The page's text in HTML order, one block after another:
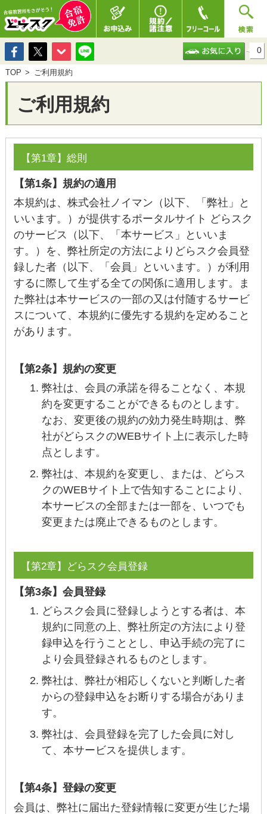
0
TOP ご利用規約
ご利用規約
【第1章】総則
【第1条】規約の適用
本規約は、株式会社ノイマン（以下、「弊社」と
いいます。）が提供するポータルサイト どらスク
のサービス（以下、「本サービス」といいま
す。）を、弊社所定の方法によりどらスク会員登
録した者（以下、「会員」といいます。）が利用
するに際して生ずる全ての関係に適用します。ま
た弊社は本サービスの一部の又は付随するサービ
スについて、本規約に優先する規約を定めること
があります。
【第2条】規約の変更
弊社は、会員の承諾を得ることなく、本規
約を変更することができるものとします。
なお、変更後の規約の効力発生時期は、弊
社がどらスクのWEBサイト上に表示した時
点とします。
弊社は、本規約を変更し、または、どらス
クのWEBサイト上で告知することにより、
本サービスの全部または一部を、いつでも
変更または廃止できるものとします。
【第2章】どらスク会員登録
【第3条】会員登録
どらスク会員に登録しようとする者は、本
規約に同意の上、弊社所定の方法により登
録申込を行うこととし、申込手続の完了に
より会員登録されるものとします。
弊社は、弊社が相応しくないと判断した者
からの登録申込をお断りする場合がありま
す。
弊社は、会員登録を完了した会員に対し
て、本サービスを提供します。
【第4条】登録の変更
会員は、弊社に届出た登録情報に変更が生じた場